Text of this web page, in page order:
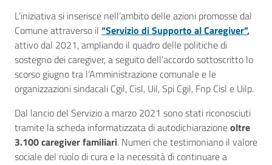
L’iniziativa si inserisce nell’ambito delle azioni promosse dal
Comune attraverso il “Servizio di Supporto al Caregiver”,
attivo dal 2021, ampliando il quadro delle politiche di
sostegno dei caregiver, a seguito dell’accordo sottoscritto lo
scorso giugno tra l’Amministrazione comunale e le
organizzazioni sindacali Cgil, Cisl, Uil, Spi Cgil, Fnp Cisl e Uilp.
Dal lancio del Servizio a marzo 2021 sono stati riconosciuti
tramite la scheda informatizzata di autodichiarazioneoltre
3.100 caregiver familiari. Numeri che testimoniano il valore
sociale del ruolo di cura e la necessità di continuare a